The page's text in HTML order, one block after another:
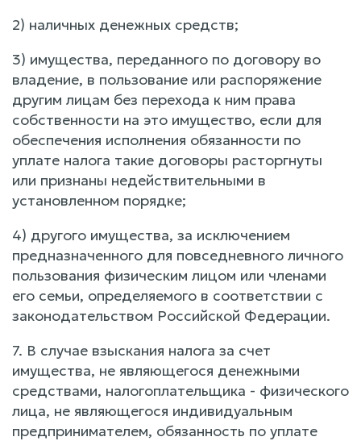
2) наличных денежных средств;
3) имущества, переданного по договору во
владение, в пользование или распоряжение
другим лицам без перехода к ним права
собственности на это имущество, если для
обеспечения исполнения обязанности по
уплате налога такие договоры расторгнуты
или признаны недействительными в
установленном порядке;
4) другого имущества, за исключением
предназначенного для повседневного личного
пользования физическим лицом или членами
его семьи, определяемого в соответствии с
законодательством Российской Федерации.
7. В случае взыскания налога за счет
имущества, не являющегося денежными
средствами, налогоплательщика - физического
лица, не являющегося индивидуальным
предпринимателем, обязанность по уплате